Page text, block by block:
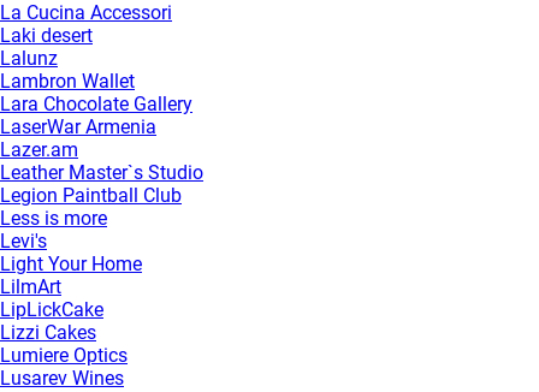
La Cucina Accessori
Laki desert
Lalunz
Lambron Wallet
Lara Chocolate Gallery
LaserWar Armenia
Lazer.am
Leather Master`s Studio
Legion Paintball Club
Less is more
Levi's
Light Your Home
LilmArt
LipLickCake
Lizzi Cakes
Lumiere Optics
Lusarev Wines